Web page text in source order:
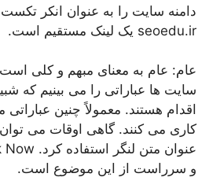
دامنه سایت را به عنوان انکر
seoedu.ir یک لینک مستقیم است.
عام: عام به معنای مبهم و کلی
سایت ها عباراتی را می بینیم که
اقدام هستند. معمولاً چنین عباراتی
کاری می کنند. گاهی اوقات می توان
و سرراست از این موضوع است.